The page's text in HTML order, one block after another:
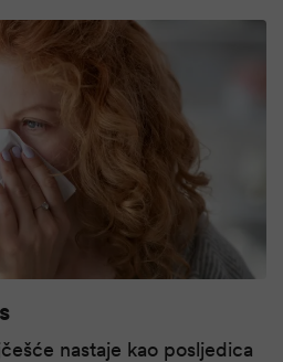
nastaje kao posljedica